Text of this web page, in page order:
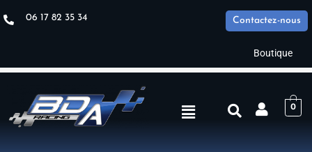
au
06 17 82 35 34 Contactez-nous
Boutique
Menu 0